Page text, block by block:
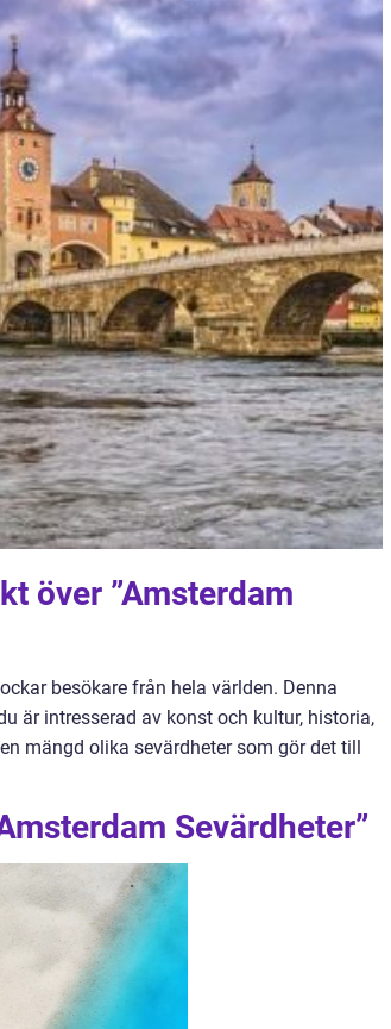
över ”Amsterdam
besökare från hela världen. Denna
är intresserad av konst och kultur, historia,
mängd olika sevärdheter som gör det till
Sevärdheter”